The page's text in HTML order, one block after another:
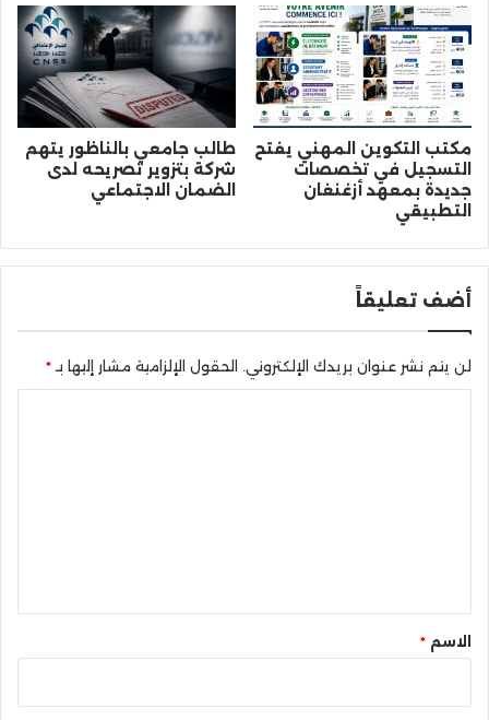
مكتب التكوين المهني يفتح
التسجيل في تخصصات
جديدة بمعهد أزغنغان
التطبيقي
طالب جامعي بالناظور يتهم
شركة بتزوير تصريحه لدى
الضمان الاجتماعي
أضف تعليقاً
لن يتم نشر عنوان بريدك الإلكتروني. الحقول الإلزامية مشار إليها بـ*
* الاسم *